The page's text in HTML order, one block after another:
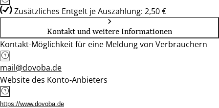
Zusätzliches Entgelt je Auszahlung: 2,50 €
Kontakt und weitere Informationen
Kontakt-Möglichkeit für eine Meldung von Verbrauchern
mail@dovoba.de
Website des Konto-Anbieters
https://www.dovoba.de